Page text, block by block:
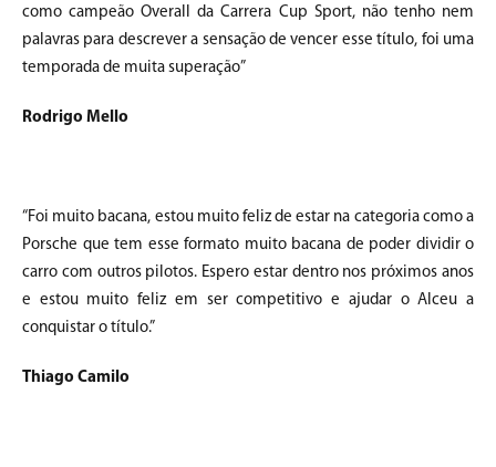
como campeão Overall da Carrera Cup Sport, não tenho nem
palavras para descrever a sensação de vencer esse título, foi uma
temporada de muita superação”
Rodrigo Mello
“Foi muito bacana, estou muito feliz de estar na categoria como a
Porsche que tem esse formato muito bacana de poder dividir o
carro com outros pilotos. Espero estar dentro nos próximos anos
e estou muito feliz em ser competitivo e ajudar o Alceu a
conquistar o título.”
Thiago Camilo